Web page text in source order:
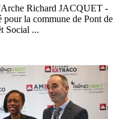
Richard JACQUET -
la commune de Pont de
Social ...